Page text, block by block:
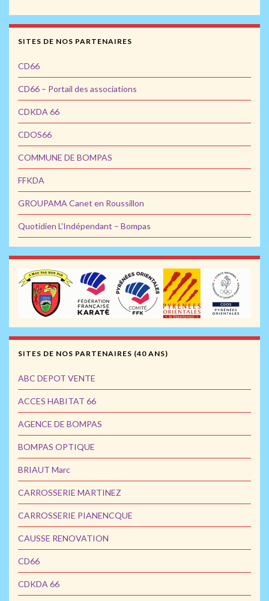
SITES DE NOS PARTENAIRES
CD66
CD66 – Portail des associations
CDKDA 66
CDOS66
COMMUNE DE BOMPAS
FFKDA
GROUPAMA Canet en Roussillon
Quotidien L'Indépendant – Bompas
SITES DE NOS PARTENAIRES (40 ANS)
ABC DEPOT VENTE
ACCES HABITAT 66
AGENCE DE BOMPAS
BOMPAS OPTIQUE
BRIAUT Marc
CARROSSERIE MARTINEZ
CARROSSERIE PIANENCQUE
CAUSSE RENOVATION
CD66
CDKDA 66